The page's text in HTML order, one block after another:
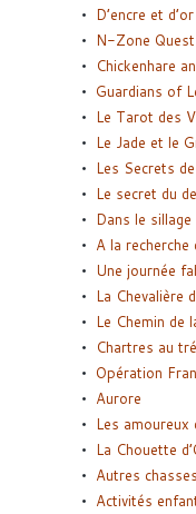
D’encre et d’or
N-Zone Quest
Chickenhare
Guardians of
Le Tarot des
Le Jade et le
Les Secrets de
Le secret du
Dans le sillage
A la recherche
Une journée
La Chevalière
Le Chemin de
Chartres au
Opération
Aurore
Les amoureux
La Chouette
Autres
Activités